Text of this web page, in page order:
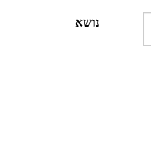
נושא